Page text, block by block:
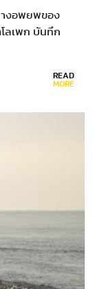
างอพยพของ
ลเพก บันทึก
READ
MORE